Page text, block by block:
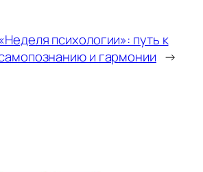
психологии»: путь к
и гармонии →